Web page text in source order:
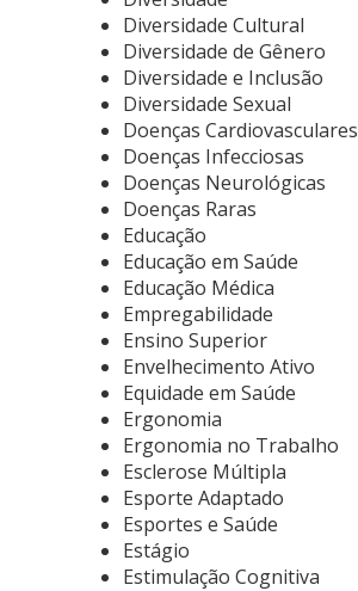
Diversidade Cultural
Diversidade de Gênero
Diversidade e Inclusão
Diversidade Sexual
Doenças Cardiovasculares
Doenças Infecciosas
Doenças Neurológicas
Doenças Raras
Educação
Educação em Saúde
Educação Médica
Empregabilidade
Ensino Superior
Envelhecimento Ativo
Equidade em Saúde
Ergonomia
Ergonomia no Trabalho
Esclerose Múltipla
Esporte Adaptado
Esportes e Saúde
Estágio
Estimulação Cognitiva